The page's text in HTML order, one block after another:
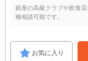
銀座の高級クラブや飲食
種相談可能です。
お気に入り